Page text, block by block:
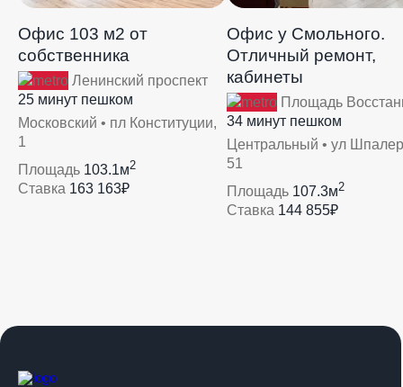
Офис 103 м2 от
собственника
Ленинский проспект
25 минут пешком
Московский • пл Конституции,
1
Площадь 103.1м2
Ставка 163 163₽
Офис у Смольного.
Отличный ремонт,
кабинеты
Площадь
34 минут пешком
Центральный • ул
51
Площадь 107.3м2
Ставка 144 855₽